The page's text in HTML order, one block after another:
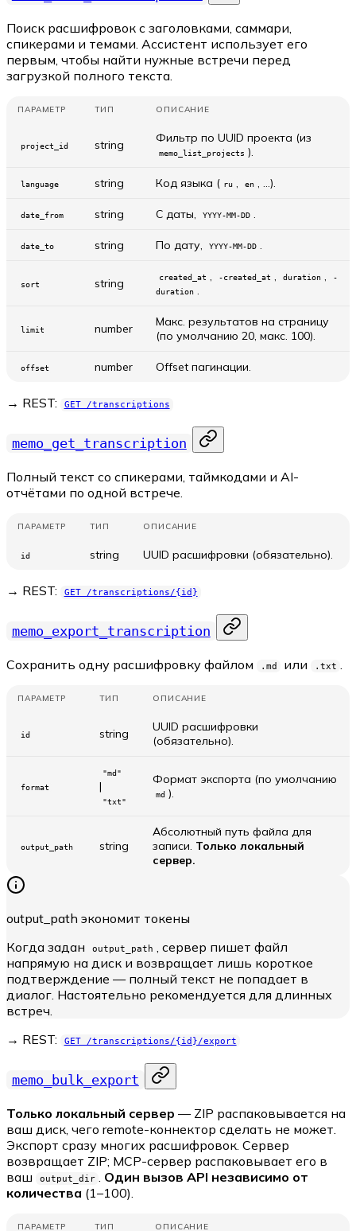
Поиск расшифровок с заголовками, саммари,
спикерами и темами. Ассистент использует его
первым, чтобы найти нужные встречи перед
загрузкой полного текста.
ПАРАМЕТР ТИП ОПИСАНИЕ
project_id string Фильтр по UUID проекта (из
memo_list_projects ).
language string Код языка ( ru , en , …).
date_from string С даты, YYYY-MM-DD .
date_to string По дату, YYYY-MM-DD .
sort string created_at , -created_at , duration ,
-
duration .
limit number
Макс. результатов на страницу
(по умолчанию 20, макс. 100).
offset number Offset пагинации.
→ REST: GET /transcriptions
memo_get_transcription
Полный текст со спикерами, таймкодами и AI-
отчётами по одной встрече.
ПАРАМЕТР ТИП ОПИСАНИЕ
id string UUID расшифровки (обязательно).
→ REST: GET /transcriptions/{id}
memo_export_transcription
Сохранить одну расшифровку файлом .md или .txt .
ПАРАМЕТР ТИП ОПИСАНИЕ
id string
UUID расшифровки
(обязательно).
format
"md"
|
"txt"
Формат экспорта (по умолчанию
md ).
output_path string
Абсолютный путь файла для
записи. Только локальный
сервер.
output_path экономит токены
Когда задан
output_path , сервер пишет файл
напрямую на диск и возвращает лишь короткое
подтверждение — полный текст не попадает в
диалог. Настоятельно рекомендуется для длинных
встреч.
→ REST:
GET /transcriptions/{id}/export
memo_bulk_export
Только локальный сервер — ZIP распаковывается на
ваш диск, чего remote-коннектор сделать не может.
Экспорт сразу многих расшифровок. Сервер
возвращает ZIP; MCP-сервер распаковывает его в
ваш
output_dir
Один вызов API независимо от
количества (1–100).
ПАРАМЕТР ТИП ОПИСАНИЕ